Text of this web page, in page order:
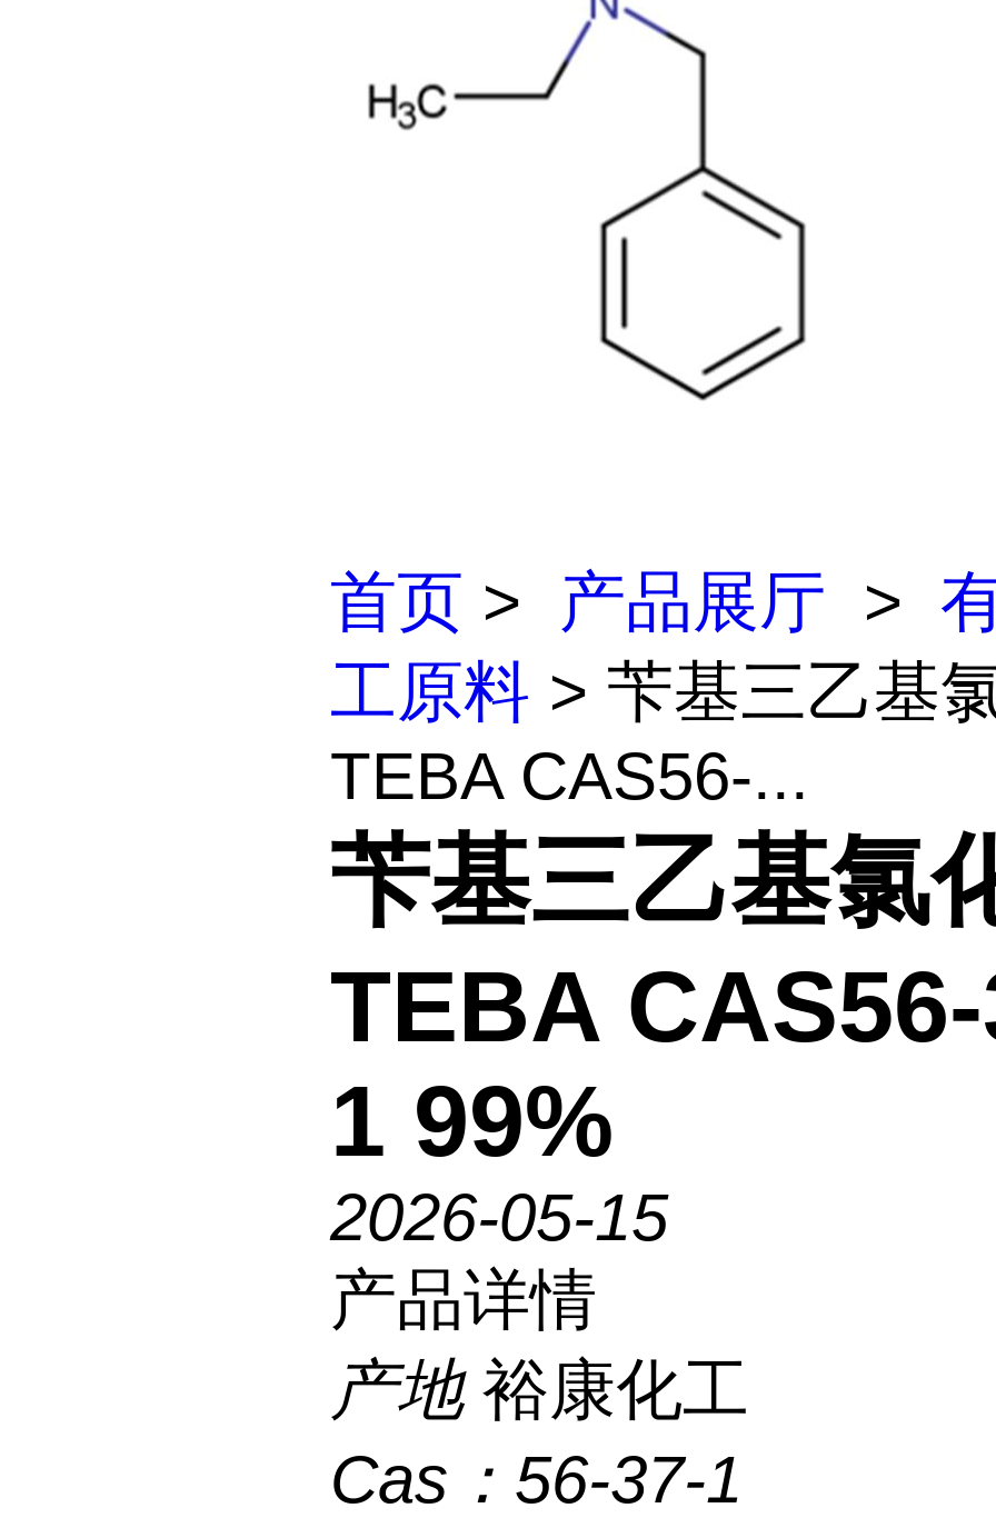
首页 > 产品展厅 >
工原料 > 苄基三乙基
TEBA CAS56-...
苄基三乙基氯
TEBA
1 99%
2026-05-15
产品详情
产地 裕康化工
Cas： 56-37-1